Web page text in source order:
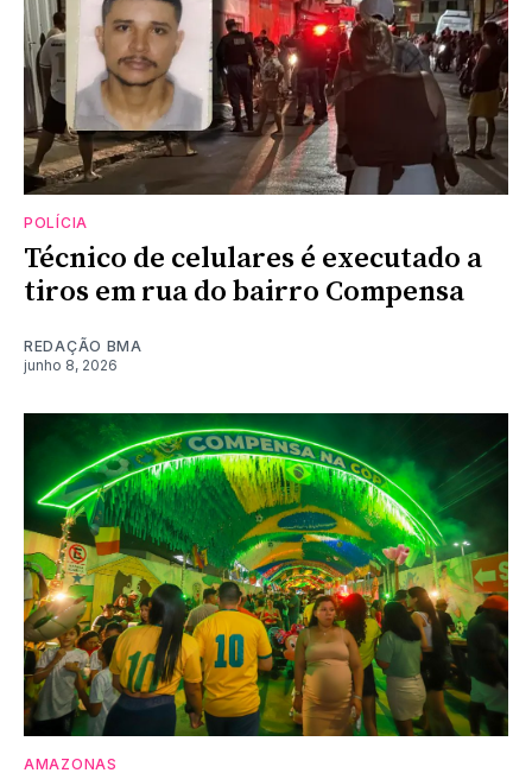
POLÍCIA
Técnico de celulares é executado a
tiros em rua do bairro Compensa
REDAÇÃO BMA
junho 8, 2026
AMAZONAS